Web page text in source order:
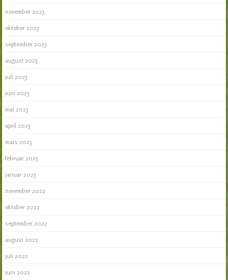
november 2023
oktober 2023
september 2023
august 2023
juli 2023
juni 2023
mai 2023
april 2023
mars 2023
februar 2023
januar 2023
november 2022
oktober 2022
september 2022
august 2022
juli 2022
juni 2022